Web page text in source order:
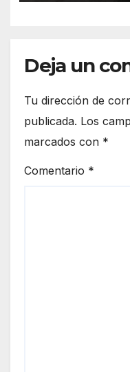
Deja un
Tu dirección de
publicada. Los
marcados con *
Comentario *